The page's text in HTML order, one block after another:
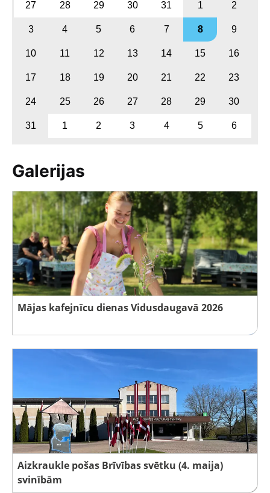
27 28 29 30 31 1 2
3 4 5 6 7 8 9
10 11 12 13 14 15 16
17 18 19 20 21 22 23
24 25 26 27 28 29 30
31 1 2 3 4 5 6
Galerijas
Mājas kafejnīcu dienas Vidusdaugavā 2026
Aizkraukle pošas Brīvības svētku (4. maija)
svinībām